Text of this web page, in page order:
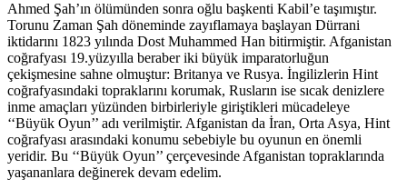
Ahmed Şah’ın ölümünden sonra oğlu başkenti Kabil’e taşımıştır.
Torunu Zaman Şah döneminde zayıflamaya başlayan Dürrani
iktidarını 1823 yılında Dost Muhammed Han bitirmiştir. Afganistan
coğrafyası 19.yüzyılla beraber iki büyük imparatorluğun
çekişmesine sahne olmuştur: Britanya ve Rusya. İngilizlerin Hint
coğrafyasındaki topraklarını korumak, Rusların ise sıcak denizlere
inme amaçları yüzünden birbirleriyle giriştikleri mücadeleye
‘‘Büyük Oyun’’ adı verilmiştir. Afganistan da İran, Orta Asya, Hint
coğrafyası arasındaki konumu sebebiyle bu oyunun en önemli
yeridir. Bu ‘‘Büyük Oyun’’ çerçevesinde Afganistan topraklarında
yaşananlara değinerek devam edelim.